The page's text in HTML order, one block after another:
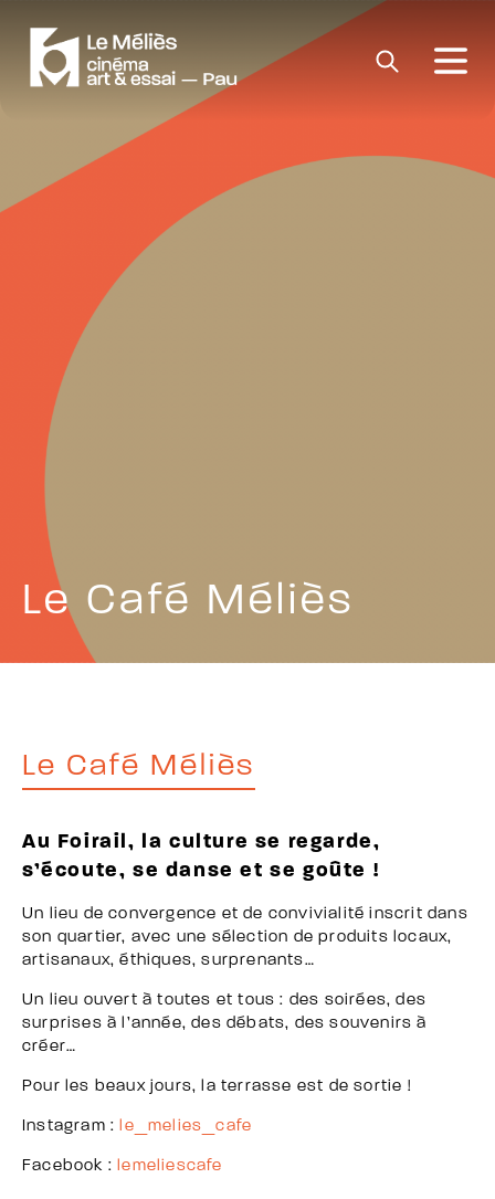
Le Café Méliès
Le Café Méliès
Au Foirail, la culture se regarde,
s’écoute, se danse et se goûte !
Un lieu de convergence et de convivialité inscrit dans
son quartier, avec une sélection de produits locaux,
artisanaux, éthiques, surprenants…
Un lieu ouvert à toutes et tous : des soirées, des
surprises à l’année, des débats, des souvenirs à
créer…
Pour les beaux jours, la terrasse est de sortie !
Instagram :le_melies_cafe
Facebook :lemeliescafe